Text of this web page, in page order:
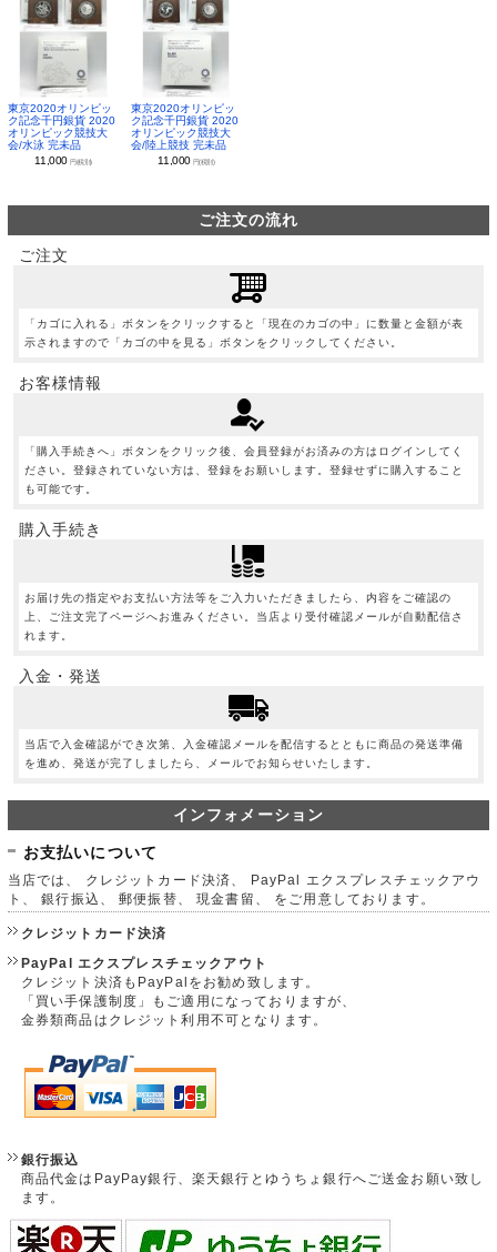
東京2020オリンピッ
ク記念千円銀貨 2020
オリンピック競技大
会/水泳 完未品
11,000円(税別)
東京2020オリンピッ
ク記念千円銀貨 2020
オリンピック競技大
会/陸上競技 完未品
11,000 円(税別)
ご注文の流れ
ご注文
「カゴに入れる」ボタンをクリックすると「現在のカゴの中」に数量と金額が表
示されますので「カゴの中を見る」ボタンをクリックしてください。
お客様情報
「購入手続きへ」ボタンをクリック後、会員登録がお済みの方はログインしてく
ださい。登録されていない方は、登録をお願いします。登録せずに購入すること
も可能です。
購入手続き
お届け先の指定やお支払い方法等をご入力いただきましたら、内容をご確認の
上、ご注文完了ページへお進みください。当店より受付確認メールが自動配信さ
れます。
入金・発送
当店で入金確認ができ次第、入金確認メールを配信するとともに商品の発送準備
を進め、発送が完了しましたら、メールでお知らせいたします。
インフォメーション
お支払いについて
当店では、 クレジットカード決済、 PayPal エクスプレスチェックアウ
ト、 銀行振込、 郵便振替、 現金書留、 をご用意しております。
クレジットカード決済
PayPal エクスプレスチェックアウト
クレジット決済もPayPalをお勧め致します。
「買い手保護制度」もご適用になっておりますが、
金券類商品はクレジット利用不可となります。
銀行振込
商品代金はPayPay銀行、楽天銀行とゆうちょ銀行へご送金お願い致し
ます。